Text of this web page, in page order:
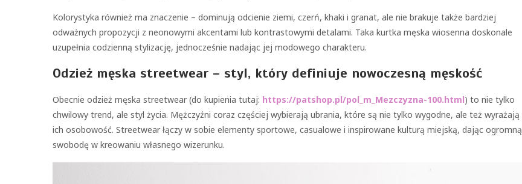
Kolorystyka również ma znaczenie – dominują odcienie ziemi, czerń, khaki i granat, ale nie brakuje także bardziej
odważnych propozycji z neonowymi akcentami lub kontrastowymi detalami. Taka kurtka męska wiosenna doskonale
uzupełnia codzienną stylizację, jednocześnie nadając jej modowego charakteru.
Odzież męska streetwear – styl, który definiuje nowoczesną męskość
Obecnie odzież męska streetwear (do kupienia tutaj: https://patshop.pl/pol_m_Mezczyzna-100.html) to nie tylko
chwilowy trend, ale styl życia. Mężczyźni coraz częściej wybierają ubrania, które są nie tylko wygodne, ale też wyrażają
ich osobowość. Streetwear łączy w sobie elementy sportowe, casualowe i inspirowane kulturą miejską, dając ogromną
swobodę w kreowaniu własnego wizerunku.